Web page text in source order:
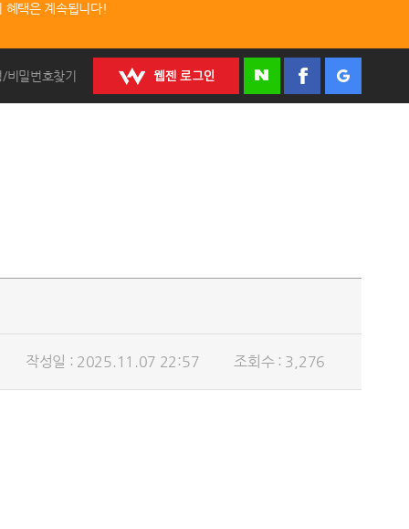
혜택은 계속됩니다!
/비밀번호찾기
작성일 : 2025.11.07 22:57 조회수 : 3,276